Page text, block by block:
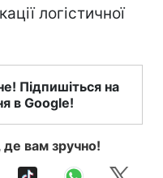
логістичної
Підпишіться на
в Google!
вам зручно!